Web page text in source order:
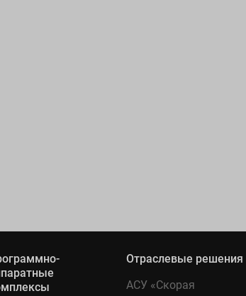
Отраслевые решения
АСУ «Скорая